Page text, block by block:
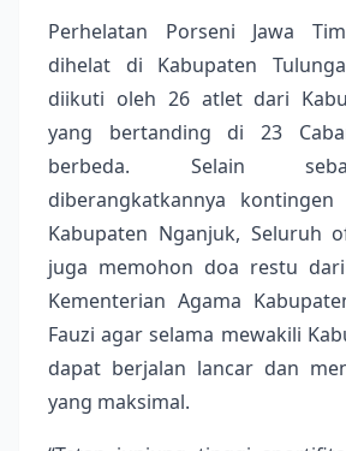
Perhelatan Porseni Jawa
dihelat di Kabupaten
diikuti oleh 26 atlet dari
yang bertanding di 23
berbeda. Selain
diberangkatkannya
Kabupaten Nganjuk, Seluruh
juga memohon doa restu
Kementerian Agama
Fauzi agar selama mewakili
dapat berjalan lancar dan
yang maksimal.